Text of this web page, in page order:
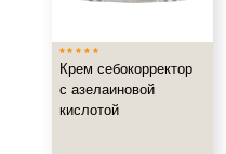
Крем себокорректор
с азелаиновой
кислотой